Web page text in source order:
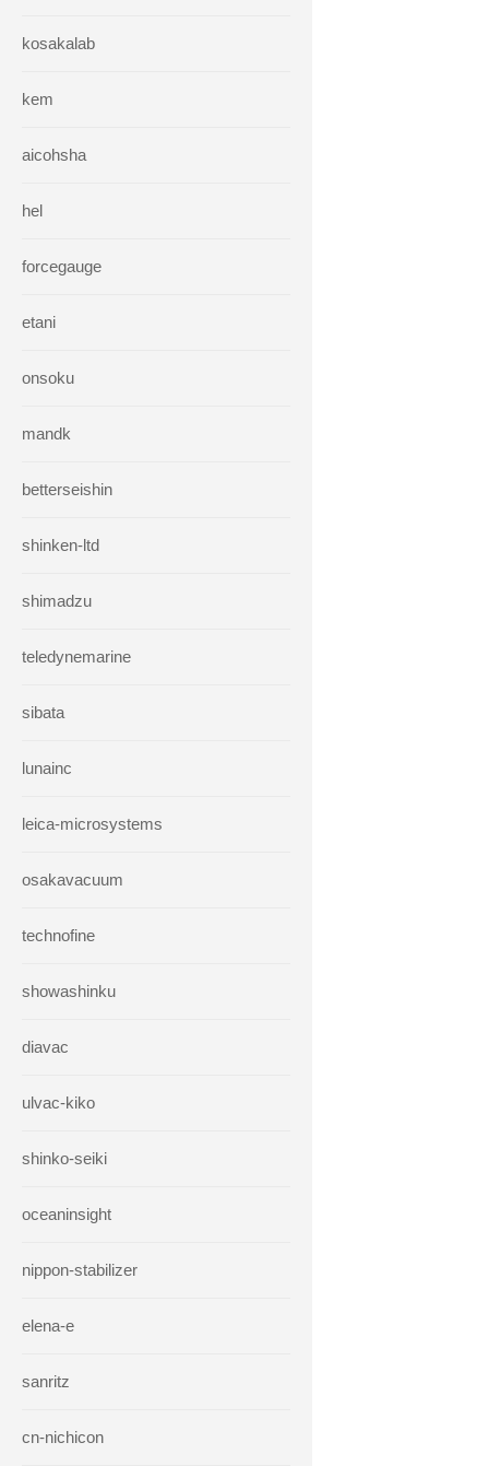
kosakalab
kem
aicohsha
hel
forcegauge
etani
onsoku
mandk
betterseishin
shinken-ltd
shimadzu
teledynemarine
sibata
lunainc
leica-microsystems
osakavacuum
technofine
showashinku
diavac
ulvac-kiko
shinko-seiki
oceaninsight
nippon-stabilizer
elena-e
sanritz
cn-nichicon